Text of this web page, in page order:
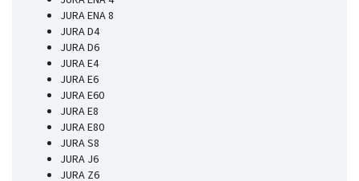
JURA ENA 8
JURA D4
JURA D6
JURA E4
JURA E6
JURA E60
JURA E8
JURA E80
JURA S8
JURA J6
JURA Z6